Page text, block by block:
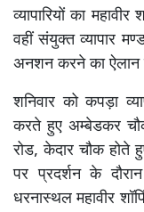
व्यापारियों का
वहीं संयुक्त व्यापार
अनशन करने का ऐलान
शनिवार को कपड़ा
करते हुए अम्बेडकर
रोड, केदार चौक होते
पर प्रदर्शन के
धरनास्थल महावीर